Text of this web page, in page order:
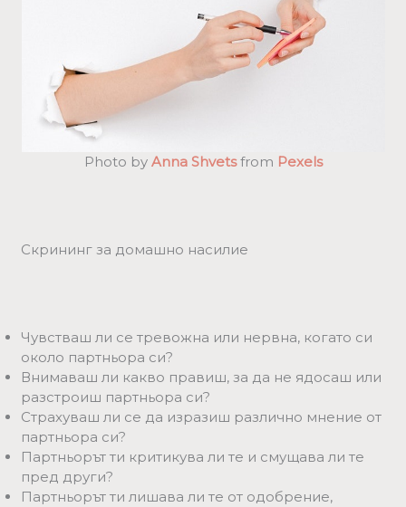
Photo by Anna Shvetsfrom Pexels
Скрининг за домашно насилие
Чувстваш ли се тревожна или нервна, когато си
около партньора си?
Внимаваш ли какво правиш, за да не ядосаш или
разстроиш партньора си?
Страхуваш ли се да изразиш различно мнение от
партньора си?
Партньорът ти критикува ли те и смущава ли те
пред други?
Партньорът ти лишава ли те от одобрение,